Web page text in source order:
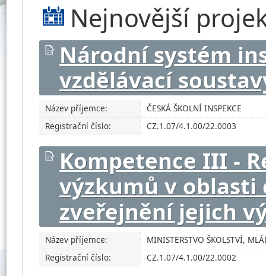
Nejnovější
Národní systém
vzdělávací
Název příjemce:
ČESKÁ ŠKOLNÍ INSPEKCE
Registrační číslo:
CZ.1.07/4.1.00/22.0003
Kompetence III -
výzkumů v oblasti
zveřejnění jejich
Název příjemce:
MINISTERSTVO ŠKOLSTVÍ,
Registrační číslo:
CZ.1.07/4.1.00/22.0002